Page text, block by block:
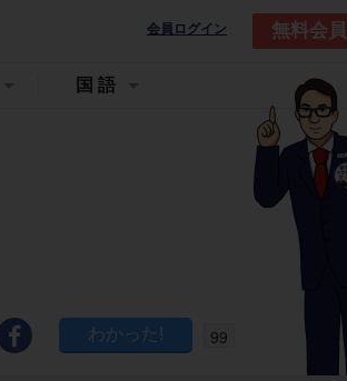
会員ログイン 無料会
国語
99